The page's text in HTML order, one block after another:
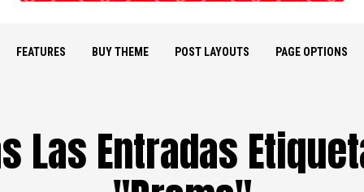
FEATURES BUY THEME POST LAYOUTS PAGE OPTIONS
Las Entradas